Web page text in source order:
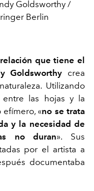
Goldsworthy /
Berlin
que tiene el
Goldsworthy crea
Utilizando
las hojas y la
«no se trata
y la necesidad de
no duran». Sus
por el artista a
documentaba